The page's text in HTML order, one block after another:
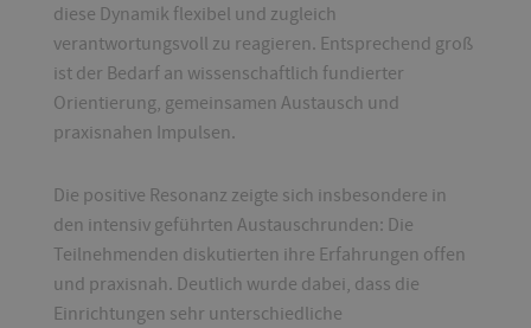
diese Dynamik flexibel und zugleich
verantwortungsvoll zu reagieren. Entsprechend groß
ist der Bedarf an wissenschaftlich fundierter
Orientierung, gemeinsamen Austausch und
praxisnahen Impulsen.
Die positive Resonanz zeigte sich insbesondere in
den intensiv geführten Austauschrunden: Die
Teilnehmenden diskutierten ihre Erfahrungen offen
und praxisnah. Deutlich wurde dabei, dass die
Einrichtungen sehr unterschiedliche